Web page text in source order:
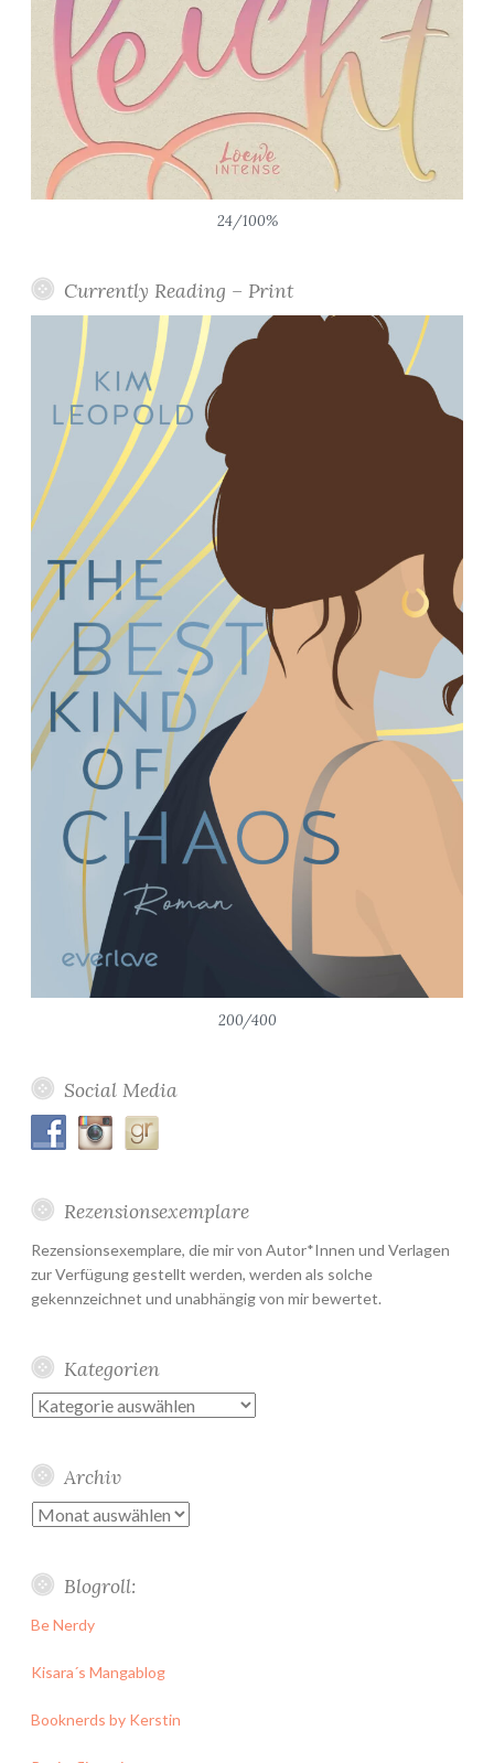
24/100%
Currently Reading – Print
200/400
Social Media
Rezensionsexemplare
Rezensionsexemplare, die mir von Autor*Innen und Verlagen
zur Verfügung gestellt werden, werden als solche
gekennzeichnet und unabhängig von mir bewertet.
Kategorien
Kategorien
Archiv
Archiv
Blogroll:
Be Nerdy
Kisara´s Mangablog
Booknerds by Kerstin